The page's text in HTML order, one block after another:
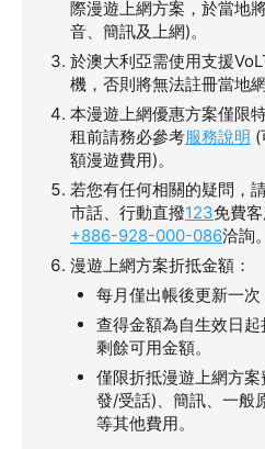
際漫遊上網方案，於當地
音、簡訊及上網)。
於澳大利亞需使用支援
機，否則將無法註冊當地網
本漫遊上網優惠方案僅限
租前請務必參考服務說明 (
額漫遊費用)。
若您有任何相關的疑問，
市話、行動直撥123免費
+886-928-000-086洽詢。
漫遊上網方案折抵金額：
每月僅出帳後更新一次
查得金額為自生效日
剩餘可用金額。
僅限折抵漫遊上網方
發/受話)、簡訊、一般
等其他費用。